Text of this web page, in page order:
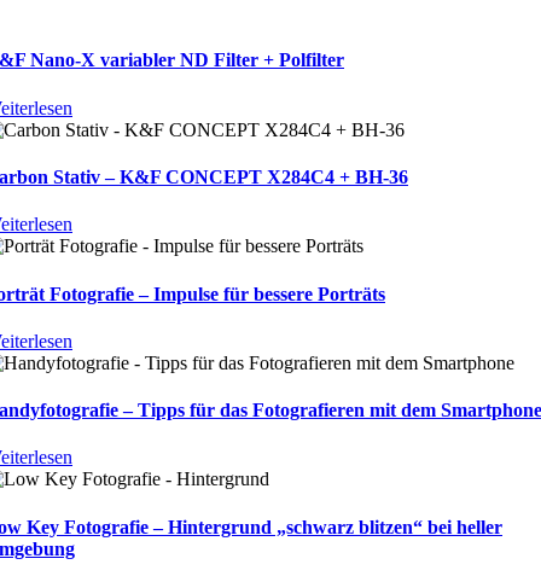
Nano-X variabler ND Filter + Polfilter
Stativ – K&F CONCEPT X284C4 + BH-36
Fotografie – Impulse für bessere Porträts
– Tipps für das Fotografieren mit dem Smartphone
Key Fotografie – Hintergrund „schwarz blitzen“ bei heller